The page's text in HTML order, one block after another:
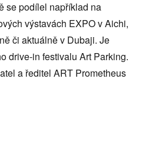
se podílel například na
výstavách EXPO v Aichi,
či aktuálně v Dubaji. Je
drive-in festivalu Art Parking.
a ředitel ART Prometheus